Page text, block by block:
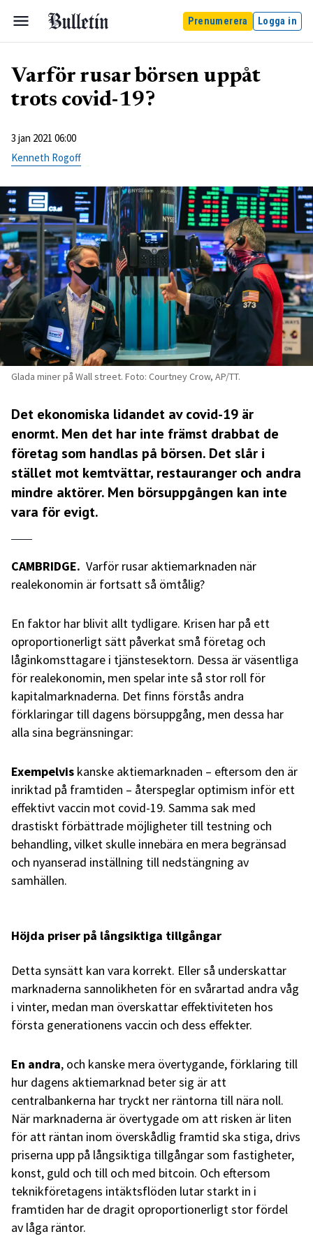
Prenumerera Logga in
Varför rusar börsen uppåt
trots covid-19?
3 jan 2021 06:00
Kenneth Rogoff
Glada miner på Wall street. Foto: Courtney Crow, AP/TT.
Det ekonomiska lidandet av covid-19 är
enormt. Men det har inte främst drabbat de
företag som handlas på börsen. Det slår i
stället mot kemtvättar, restauranger och andra
mindre aktörer. Men börsuppgången kan inte
vara för evigt.
CAMBRIDGE. Varför rusar aktiemarknaden när
realekonomin är fortsatt så ömtålig?
En faktor har blivit allt tydligare. Krisen har på ett
oproportionerligt sätt påverkat små företag och
låginkomsttagare i tjänstesektorn. Dessa är väsentliga
för realekonomin, men spelar inte så stor roll för
kapitalmarknaderna. Det finns förstås andra
förklaringar till dagens börsuppgång, men dessa har
alla sina begränsningar:
Exempelvis kanske aktiemarknaden – eftersom den är
inriktad på framtiden – återspeglar optimism inför ett
effektivt vaccin mot covid-19. Samma sak med
drastiskt förbättrade möjligheter till testning och
behandling, vilket skulle innebära en mera begränsad
och nyanserad inställning till nedstängning av
samhällen.
Höjda priser på långsiktiga tillgångar
Detta synsätt kan vara korrekt. Eller så underskattar
marknaderna sannolikheten för en svårartad andra våg
i vinter, medan man överskattar effektiviteten hos
första generationens vaccin och dess effekter.
En andra, och kanske mera övertygande, förklaring till
hur dagens aktiemarknad beter sig är att
centralbankerna har tryckt ner räntorna till nära noll.
När marknaderna är övertygade om att risken är liten
för att räntan inom överskådlig framtid ska stiga, drivs
priserna upp på långsiktiga tillgångar som fastigheter,
konst, guld och till och med bitcoin. Och eftersom
teknikföretagens intäktsflöden lutar starkt in i
framtiden har de dragit oproportionerligt stor fördel
av låga räntor.